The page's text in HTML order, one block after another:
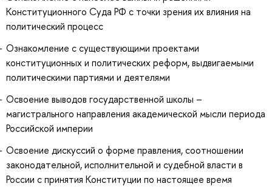
Конституционного Суда РФ с точки зрения их влияния на
политический процесс
Ознакомление с существующими проектами
конституционных и политических реформ, выдвигаемыми
политическими партиями и деятелями
Освоение выводов государственной школы –
магистрального направления академической мысли периода
Российской империи
Освоение дискуссий о форме правления, соотношении
законодательной, исполнительной и судебной власти в
России с принятия Конституции по настоящее время